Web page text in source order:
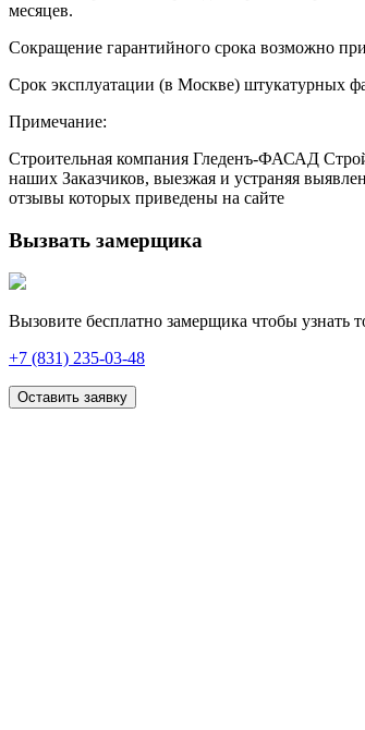
месяцев.
Сокращение гарантийного срока возможно
Срок эксплуатации (в Москве) штукатурных
Примечание:
Строительная компания Гледенъ-ФАСАД
наших Заказчиков, выезжая и устраняя
отзывы которых приведены на сайте
Вызвать замерщика
Вызовите бесплатно замерщика чтобы узнать
+7 (831) 235-03-48
Оставить заявку